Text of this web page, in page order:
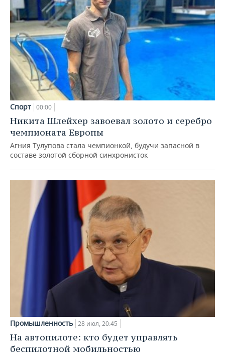
Спорт 00:00
Никита Шлейхер завоевал золото и серебро
чемпионата Европы
Агния Тулупова стала чемпионкой, будучи запасной в
составе золотой сборной синхронисток
Промышленность 28 июл, 20:45
На автопилоте: кто будет управлять
беспилотной мобильностью